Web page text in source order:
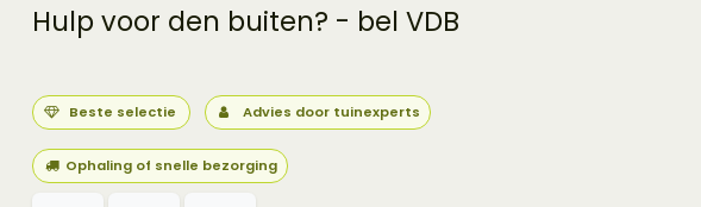
Hulp voor den buiten? - bel VDB
Beste selectie Advies door tuinexperts
Ophaling of snelle bezorging